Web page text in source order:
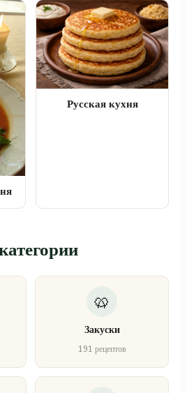
Русская кухня
Закуски
191 рецептов